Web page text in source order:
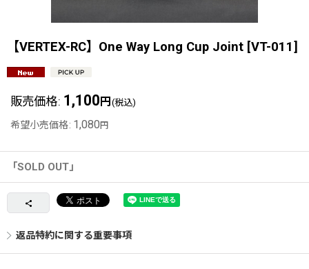
【VERTEX-RC】One Way Long Cup Joint [VT-011]
販売価格: 1,100 円 (税込)
希望小売価格: 1,080 円
「SOLD OUT」
返品特約に関する重要事項